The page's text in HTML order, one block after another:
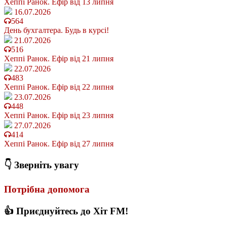
Хеппі Ранок. Ефір від 13 липня
16.07.2026
564
День бухгалтера. Будь в курсі!
21.07.2026
516
Хеппі Ранок. Ефір від 21 липня
22.07.2026
483
Хеппі Ранок. Ефір від 22 липня
23.07.2026
448
Хеппі Ранок. Ефір від 23 липня
27.07.2026
414
Хеппі Ранок. Ефір від 27 липня
👇 Зверніть увагу
Потрібна допомога
👍 Приєднуйтесь до Хіт FM!